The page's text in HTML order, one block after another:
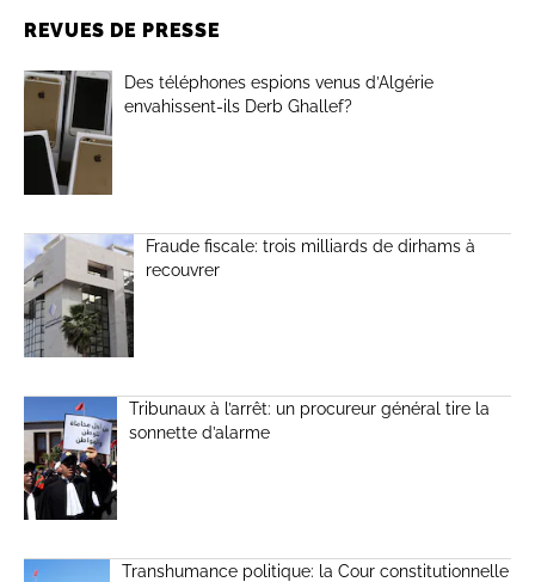
REVUES DE PRESSE
Des téléphones espions venus d’Algérie
envahissent-ils Derb Ghallef?
Fraude fiscale: trois milliards de dirhams à
recouvrer
Tribunaux à l’arrêt: un procureur général tire la
sonnette d’alarme
Transhumance politique: la Cour constitutionnelle